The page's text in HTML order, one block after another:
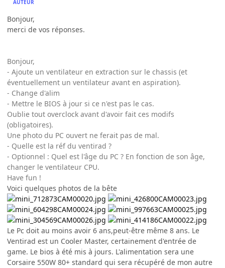
AUTEUR
Bonjour,
merci de vos réponses.
Bonjour,
- Ajoute un ventilateur en extraction sur le chassis (et
éventuellement un ventilateur avant en aspiration).
- Change d'alim
- Mettre le BIOS à jour si ce n'est pas le cas.
Oublie tout overclock avant d'avoir fait ces modifs
(obligatoires).
Une photo du PC ouvert ne ferait pas de mal.
- Quelle est la réf du ventirad ?
- Optionnel : Quel est l'âge du PC ? En fonction de son âge,
changer le ventilateur CPU.
Have fun !
Voici quelques photos de la bête
Le Pc doit au moins avoir 6 ans,peut-être même 8 ans. Le
Ventirad est un Cooler Master, certainement d'entrée de
game. Le bios à été mis à jours. L'alimentation sera une
Corsaire 550W 80+ standard qui sera récupéré de mon autre